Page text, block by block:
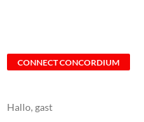
CONNECT CONCORDIUM
Hallo, gast